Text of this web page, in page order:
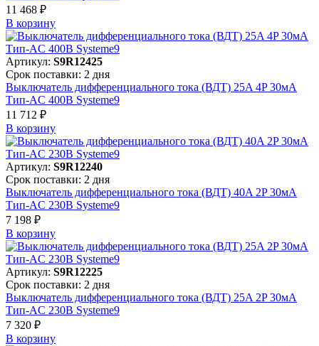
11 468 ₽
В корзинy
Артикул: S9R12425
Срок поставки: 2 дня
Выключатель дифференциального тока (ВДТ) 25A 4P 30мА
Тип-AC 400В Systeme9
11 712 ₽
В корзинy
Артикул: S9R12240
Срок поставки: 2 дня
Выключатель дифференциального тока (ВДТ) 40A 2P 30мА
Тип-AC 230В Systeme9
7 198 ₽
В корзинy
Артикул: S9R12225
Срок поставки: 2 дня
Выключатель дифференциального тока (ВДТ) 25A 2P 30мА
Тип-AC 230В Systeme9
7 320 ₽
В корзинy